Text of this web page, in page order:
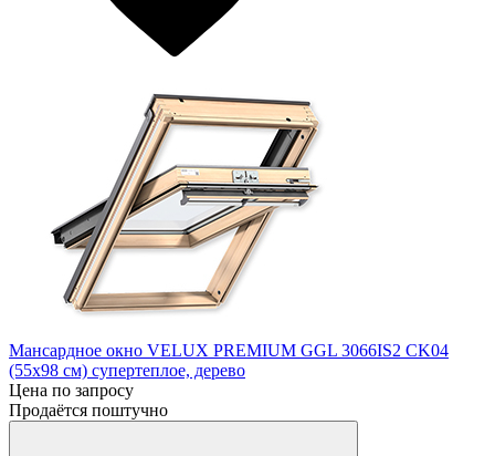
Мансардное окно VELUX PREMIUM GGL 3066IS2 CK04
(55х98 см) супертеплое, дерево
Цена по запросу
Продаётся поштучно